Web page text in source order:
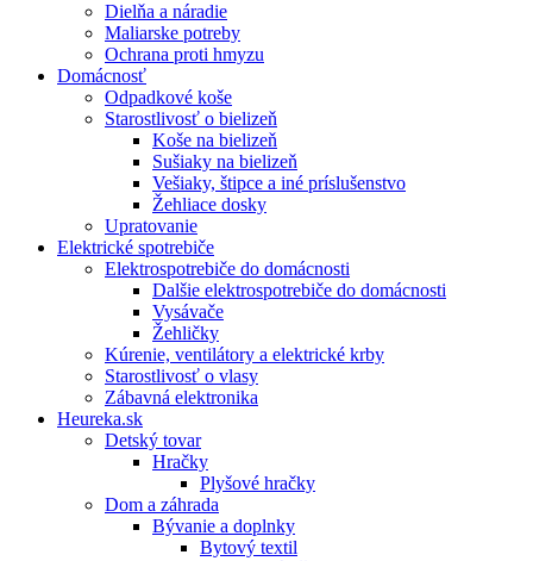
Dielňa a náradie
Maliarske potreby
Ochrana proti hmyzu
Domácnosť
Odpadkové koše
Starostlivosť o bielizeň
Koše na bielizeň
Sušiaky na bielizeň
Vešiaky, štipce a iné príslušenstvo
Žehliace dosky
Upratovanie
Elektrické spotrebiče
Elektrospotrebiče do domácnosti
Dalšie elektrospotrebiče do domácnosti
Vysávače
Žehličky
Kúrenie, ventilátory a elektrické krby
Starostlivosť o vlasy
Zábavná elektronika
Heureka.sk
Detský tovar
Hračky
Plyšové hračky
Dom a záhrada
Bývanie a doplnky
Bytový textil